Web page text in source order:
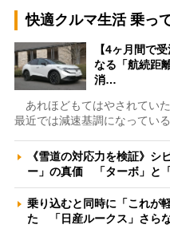
快適クルマ生活 乗っ
【4ヶ月間で
なる「航続距
消…
あれほどもてはやされていた
最近では減速基調になってい
《雪道の対応力を検証》シ
ー」の真価 「ターボ」と
乗り込むと同時に「これが
た 「日産ルークス」さら